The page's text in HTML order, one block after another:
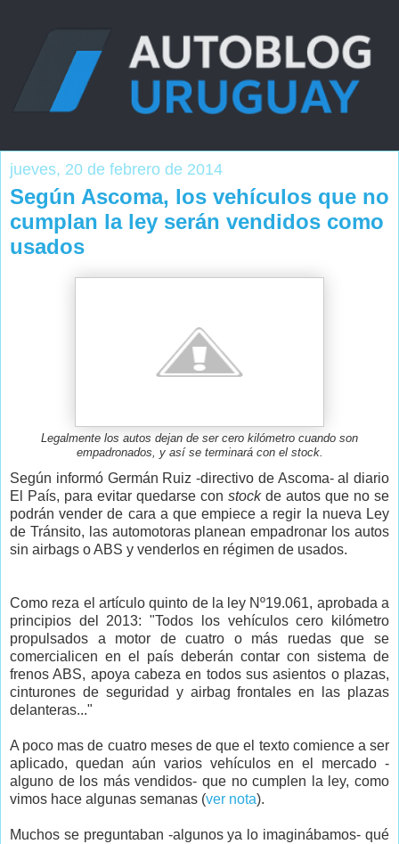
jueves, 20 de febrero de 2014
Según Ascoma, los vehículos que no
cumplan la ley serán vendidos como
usados
Legalmente los autos dejan de ser cero kilómetro cuando son
empadronados, y así se terminará con el stock.
Según informó Germán Ruiz -directivo de Ascoma- al diario
El País, para evitar quedarse con stock de autos que no se
podrán vender de cara a que empiece a regir la nueva Ley
de Tránsito, las automotoras planean empadronar los autos
sin airbags o ABS y venderlos en régimen de usados.
Como reza el artículo quinto de la ley Nº19.061, aprobada a
principios del 2013: "Todos los vehículos cero kilómetro
propulsados a motor de cuatro o más ruedas que se
comercialicen en el país deberán contar con sistema de
frenos ABS, apoya cabeza en todos sus asientos o plazas,
cinturones de seguridad y airbag frontales en las plazas
delanteras..."
A poco mas de cuatro meses de que el texto comience a ser
aplicado, quedan aún varios vehículos en el mercado -
alguno de los más vendidos- que no cumplen la ley, como
vimos hace algunas semanas (ver nota).
Muchos se preguntaban -algunos ya lo imaginábamos- qué